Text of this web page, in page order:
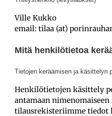
Ville Kukko
email: tilaa (at)
Mitä henkilötietoa
Tietojen keräämisen ja käsittelyn
Henkilötietojen käsittely
antamaan nimenomaiseen
tilausrekisteriimme tiedot